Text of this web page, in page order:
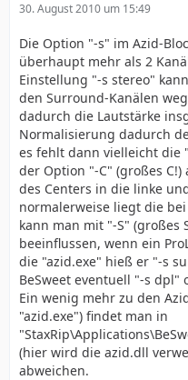
30. August 2010 um 15:49
Die Option "-s" im Azid-
überhaupt mehr als 2
Einstellung "-s stereo"
den Surround-Kanälen
dadurch die Lautstärke
Normalisierung dadurch
es fehlt dann vielleicht die
der Option "-C" (großes
des Centers in die linke
normalerweise liegt die
kann man mit "-S" (großes
beeinflussen, wenn ein
die "azid.exe" hieß er "-s
BeSweet eventuell "-s dpl"
Ein wenig mehr zu den
"azid.exe") findet man in
(hier wird die azid.dll
abweichen.